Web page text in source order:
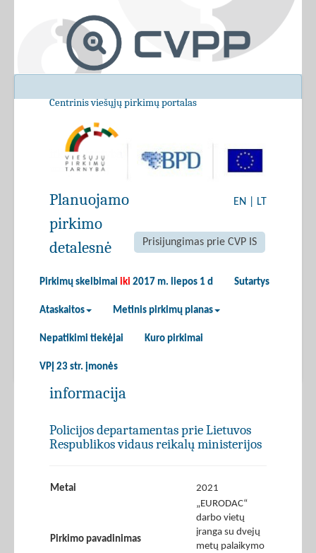
Centrinis viešųjų pirkimų portalas
EN LT
Prisijungimas prie CVP IS
Pirkimų skelbimai iki 2017 m. liepos 1 d Sutartys
Ataskaitos Metinis pirkimų planas
Nepatikimi tiekėjai Kuro pirkimai
VPĮ 23 str. įmonės
Planuojamo
pirkimo
detalesnė
informacija
Policijos departamentas prie Lietuvos
Respublikos vidaus reikalų ministerijos
Metai 2021
Pirkimo pavadinimas
„EURODAC“
darbo vietų
įranga su dvejų
metų palaikymo